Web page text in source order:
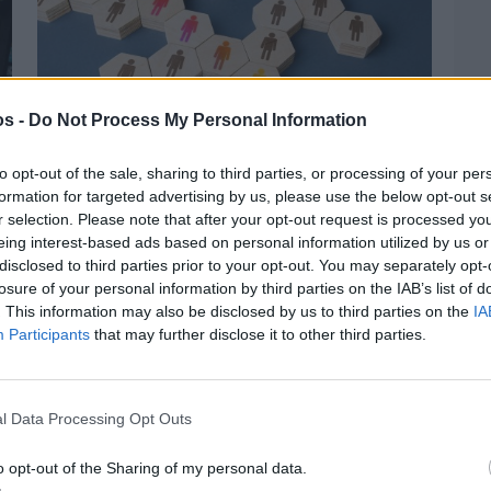
- Do Not Process My Personal Information
opt-out of the sale, sharing to third parties, or processing of your
for targeted advertising by us, please use the below opt-out
selection. Please note that after your opt-out request is processed
interest-based ads based on personal information utilized by us
to third parties prior to your opt-out. You may separately
of your personal information by third parties on the IAB’s list of
This information may also be disclosed by us to third parties on the
Participants that may further disclose it to other third parties.
Data Processing Opt Outs
opt-out of the Sharing of my personal data.
Πριν 4 ημέρες
Αδειάζουν τα νησιά – Το δημογραφικό στο
«κόκκινο»